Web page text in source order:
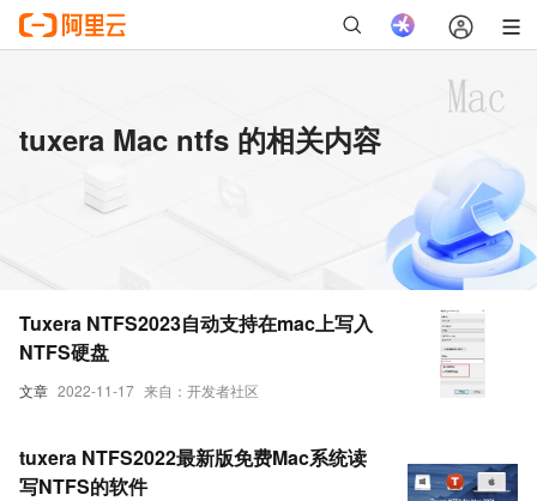
tuxera Mac ntfs 的相关内容
文章 2022-11-17 来自：开发者社区
Tuxera NTFS2023自动支持在mac上写入
NTFS硬盘
tuxera NTFS2022最新版免费Mac系统读
写NTFS的软件